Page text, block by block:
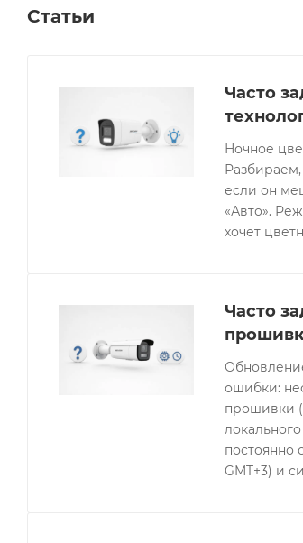
Статьи
Часто
Ночное
Разбираем,
если он
«Авто».
хочет
Часто
ошибки:
прошивки
постоянно
GMT+3) и